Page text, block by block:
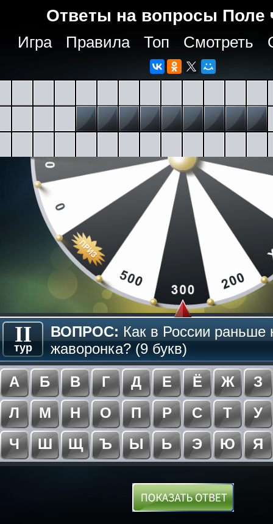
Ответы на вопросы Поле
Игра Правила Топ Смотреть
II
тур
ВОПРОС: Как в России раньше
жаворонка? (9 букв)
А
Б В Г Д Е Ё Ж
З
Л
М Н О П Р С Т
У
Ч
Ш Щ Ъ Ы Ь Э Ю Я